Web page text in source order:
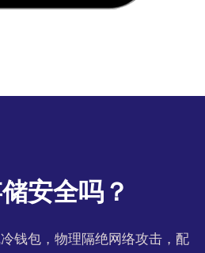
安全吗？
钱包，物理隔绝网络攻击，配